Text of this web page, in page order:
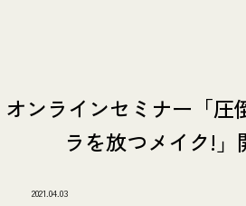
オンラインセミナー「圧
ラを放つメイク!」
2021.04.03